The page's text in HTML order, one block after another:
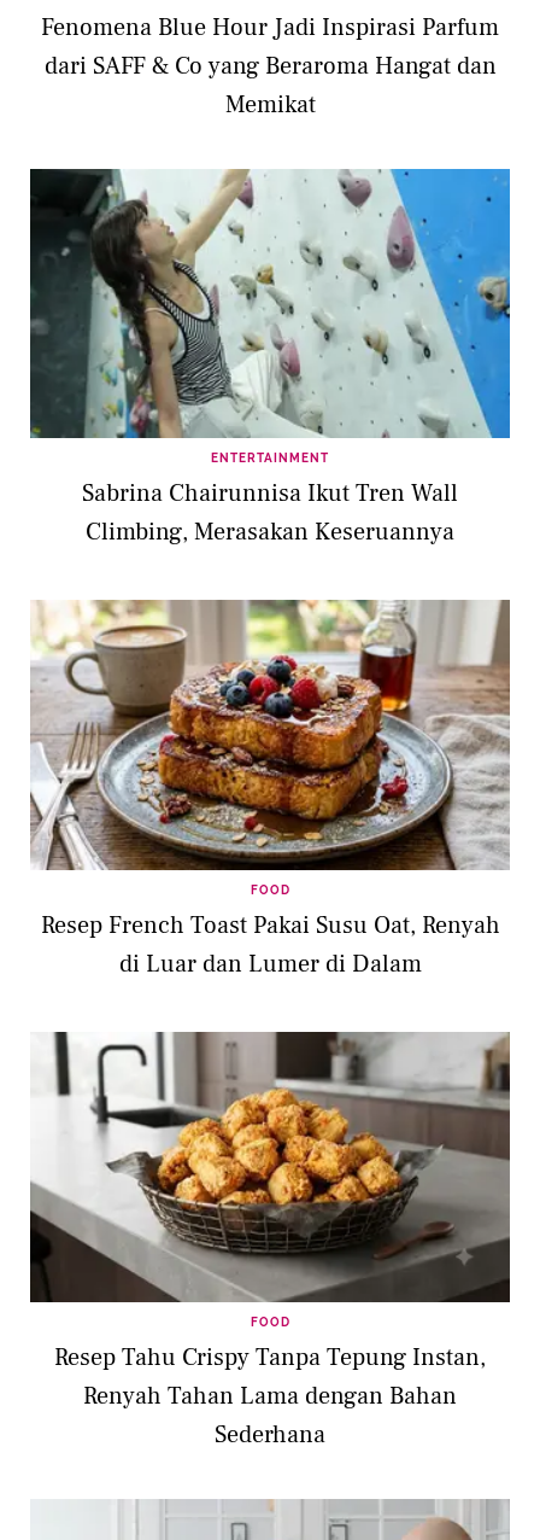
Fenomena Blue Hour Jadi Inspirasi Parfum
dari SAFF & Co yang Beraroma Hangat dan
Memikat
ENTERTAINMENT
Sabrina Chairunnisa Ikut Tren Wall
Climbing, Merasakan Keseruannya
FOOD
Resep French Toast Pakai Susu Oat, Renyah
di Luar dan Lumer di Dalam
FOOD
Resep Tahu Crispy Tanpa Tepung Instan,
Renyah Tahan Lama dengan Bahan
Sederhana